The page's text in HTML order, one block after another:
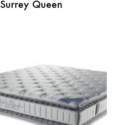
Surrey Queen
LISTU
ŽELJA